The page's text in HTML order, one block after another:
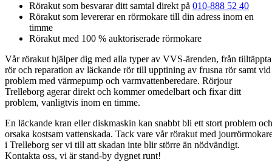
Rörakut som besvarar ditt samtal direkt på 010-888 52 40
Rörakut som levererar en rörmokare till din adress inom en
timme
Rörakut med 100 % auktoriserade rörmokare
Vår rörakut hjälper dig med alla typer av VVS-ärenden, från tilltäppta
rör och reparation av läckande rör till upptining av frusna rör samt vid
problem med värmepump och varmvattenberedare. Rörjour
Trelleborg agerar direkt och kommer omedelbart och fixar ditt
problem, vanligtvis inom en timme.
En läckande kran eller diskmaskin kan snabbt bli ett stort problem och
orsaka kostsam vattenskada. Tack vare vår rörakut med
i Trelleborg ser vi till att skadan inte blir större än nödvändigt.
Kontakta oss, vi är stand-by dygnet runt!